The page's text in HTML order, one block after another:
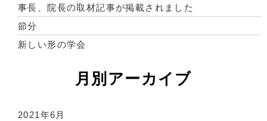
事長、院長の取材記事が掲載されました
節分
新しい形の学会
月別アーカイブ
2021年6月